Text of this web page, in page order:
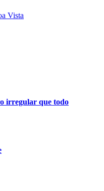
Vista
irregular que todo